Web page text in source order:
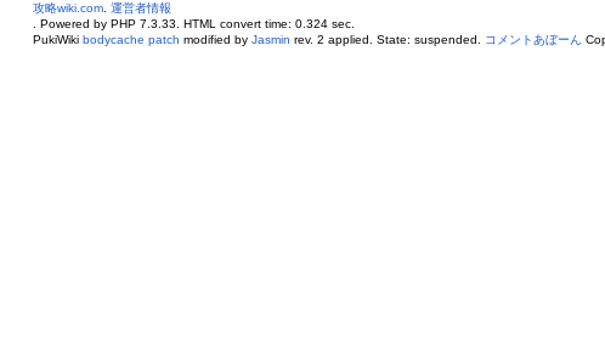
攻略wiki.com. 運営者情報
. Powered by PHP 7.3.33. HTML convert time: 0.324 sec.
PukiWiki bodycache patch modified by Jasmin rev. 2 applied. State: suspended. コメントあぼーん